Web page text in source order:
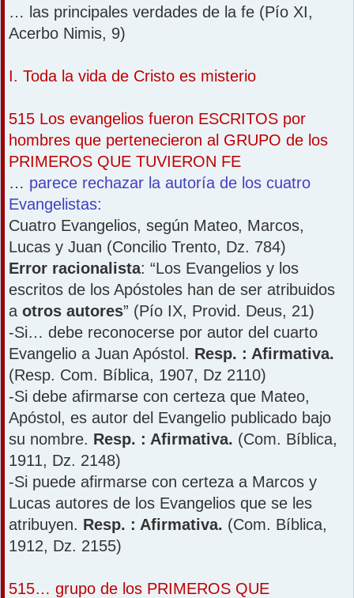
… las principales verdades de la fe (Pío XI,
Acerbo Nimis, 9)
I. Toda la vida de Cristo es misterio
515 Los evangelios fueron ESCRITOS por
hombres que pertenecieron al GRUPO de los
PRIMEROS QUE TUVIERON FE
… parece rechazar la autoría de los cuatro
Evangelistas:
Cuatro Evangelios, según Mateo, Marcos,
Lucas y Juan (Concilio Trento, Dz. 784)
Error racionalista: “Los Evangelios y los
escritos de los Apóstoles han de ser atribuidos
a otros autores” (Pío IX, Provid. Deus, 21)
-Si… debe reconocerse por autor del cuarto
Evangelio a Juan Apóstol. Resp. : Afirmativa.
(Resp. Com. Bíblica, 1907, Dz 2110)
-Si debe afirmarse con certeza que Mateo,
Apóstol, es autor del Evangelio publicado bajo
su nombre. Resp. : Afirmativa. (Com. Bíblica,
1911, Dz. 2148)
-Si puede afirmarse con certeza a Marcos y
Lucas autores de los Evangelios que se les
atribuyen. Resp. : Afirmativa. (Com. Bíblica,
1912, Dz. 2155)
515… grupo de los PRIMEROS QUE